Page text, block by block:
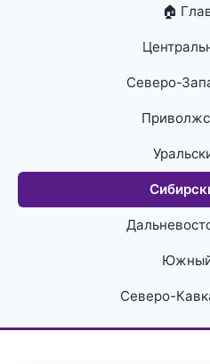
🏠
Северо-
Северо-